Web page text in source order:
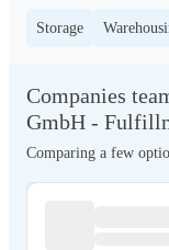
Storage
Companies
GmbH -
Comparing a few